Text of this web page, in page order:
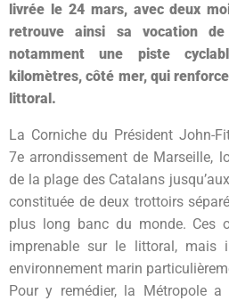
livrée le 24 mars, avec deux
retrouve ainsi sa vocation
notamment une piste
kilomètres, côté mer, qui
littoral.
La Corniche du Président John-
7e arrondissement de Marseille,
de la plage des Catalans
constituée de deux trottoirs
plus long banc du monde. Ces
imprenable sur le littoral, mais
environnement marin
Pour y remédier, la Métropole